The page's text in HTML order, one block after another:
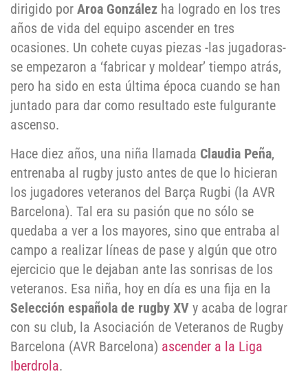
dirigido por Aroa González ha logrado en los tres
años de vida del equipo ascender en tres
ocasiones. Un cohete cuyas piezas -las jugadoras-
se empezaron a ‘fabricar y moldear’ tiempo atrás,
pero ha sido en esta última época cuando se han
juntado para dar como resultado este fulgurante
ascenso.
Hace diez años, una niña llamada Claudia Peña,
entrenaba al rugby justo antes de que lo hicieran
los jugadores veteranos del Barça Rugbi (la AVR
Barcelona). Tal era su pasión que no sólo se
quedaba a ver a los mayores, sino que entraba al
campo a realizar líneas de pase y algún que otro
ejercicio que le dejaban ante las sonrisas de los
veteranos. Esa niña, hoy en día es una fija en la
Selección española de rugby XV y acaba de lograr
con su club, la Asociación de Veteranos de Rugby
Barcelona (AVR Barcelona) ascender a la Liga
Iberdrola.